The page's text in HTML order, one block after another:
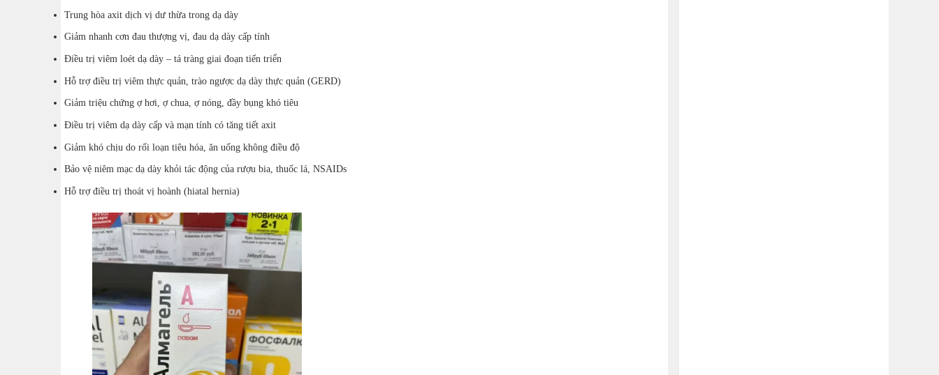
Trung hòa axit dịch vị dư thừa trong dạ dày
Giảm nhanh cơn đau thượng vị, đau dạ dày cấp tính
Điều trị viêm loét dạ dày – tá tràng giai đoạn tiến triển
Hỗ trợ điều trị viêm thực quản, trào ngược dạ dày thực quản (GERD)
Giảm triệu chứng ợ hơi, ợ chua, ợ nóng, đầy bụng khó tiêu
Điều trị viêm dạ dày cấp và mạn tính có tăng tiết axit
Giảm khó chịu do rối loạn tiêu hóa, ăn uống không điều độ
Bảo vệ niêm mạc dạ dày khỏi tác động của rượu bia, thuốc lá, NSAIDs
Hỗ trợ điều trị thoát vị hoành (hiatal hernia)